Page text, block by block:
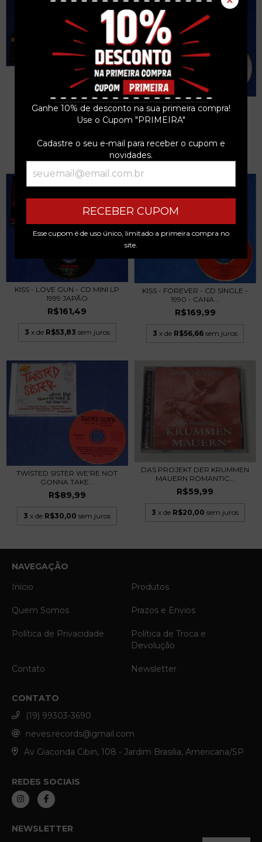
Ganhe 10% de desconto na sua primeira compra!
Use o Cupom "PRIMEIRA"
Cadastre o seu e-mail para receber o cupom e
novidades.
RECEBER CUPOM
Esse cupom é de uso único, limitado a primeira compra no
site.
B.B. KING - BEALE STREET
BLUES BOY BOX 1...
R$349,99
sem juros
KISS - UNHOLY - CD SINGLE -
1992 - ALEMA...
R$127,49
3 x deR$42,50 sem juros
KISS - LOVE GUN - CD MINI LP
1999 JAPÃO
R$161,49
3 x de R$53,83 sem juros
KISS - FOREVER - CD SINGLE -
1990 - CANA...
R$169,99
3 x de R$56,66 sem juros
TWISTED SISTER WE'RE NOT
GONNA TAKE...
R$89,99
3 x de R$30,00 sem juros
DAS PROJEKT DER KRUMMEN
MAUERN ROMANTIC...
R$59,99
3 x de R$20,00 sem juros
NAVEGAÇÃO
Início
Produtos
Quem Somos Prazos e Envios
Política de Privacidade
Política de Troca e
Devolução
Contato Newsletter
CONTATO
(19) 99303-3690
neves.records@gmail.com
Av Giaconda Cibin, 108 - Jardim Brasilia, Americana/SP
REDES SOCIAIS
NEWSLETTER